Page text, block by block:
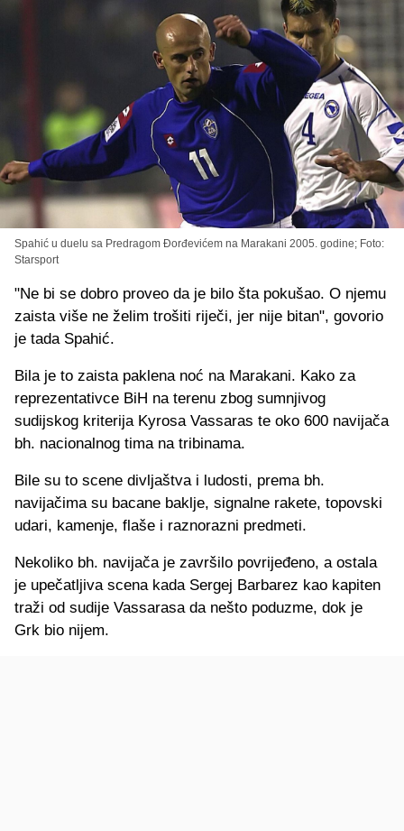
Spahić u duelu sa Predragom Đorđevićem na Marakani 2005. godine; Foto:
Starsport
"Ne bi se dobro proveo da je bilo šta pokušao. O njemu
zaista više ne želim trošiti riječi, jer nije bitan", govorio
je tada Spahić.
Bila je to zaista paklena noć na Marakani. Kako za
reprezentativce BiH na terenu zbog sumnjivog
sudijskog kriterija Kyrosa Vassaras te oko 600 navijača
bh. nacionalnog tima na tribinama.
Bile su to scene divljaštva i ludosti, prema bh.
navijačima su bacane baklje, signalne rakete, topovski
udari, kamenje, flaše i raznorazni predmeti.
Nekoliko bh. navijača je završilo povrijeđeno, a ostala
je upečatljiva scena kada Sergej Barbarez kao kapiten
traži od sudije Vassarasa da nešto poduzme, dok je
Grk bio nijem.